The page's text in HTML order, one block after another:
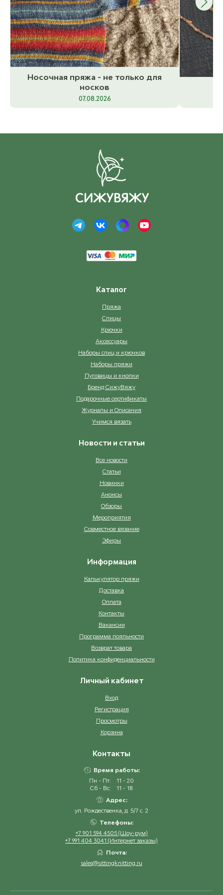
Носочная пряжа - не только для
носков
07.08.2026
Каталог
Пряжа
Спицы
Крючки
Аксессуары
Наборы спиц и крючков
Наборы пряжи
Пуговицы и кнопки
Бренд СижуВяжу
Подарочные сертификаты
Журналы и Описания
Учимся вязать
Новости и статьи
Все новости
Статьи
Новинки
Анонсы
Обзоры
Мероприятия
Совместное вязание
Эфиры
Информация
Калькулятор пряжи
Доставка
Оплата
Контакты
Вакансии
Программа лояльности
Возврат товара
Политика конфиденциальности
Личный кабинет
Вход
Регистрация
Просмотры
Корзина
Контакты
Время работы:
Пн - Пт:
11 - 20
Сб - Вс:
11 - 18
Адрес:
ул. Рождественка, д. 5/7 с. 2
Телефоны:
+7 901 594 4505 (Шоу-рум)
+7 991 404 3041 (Интернет заказы)
Почта:
sales@sittingknitting.ru